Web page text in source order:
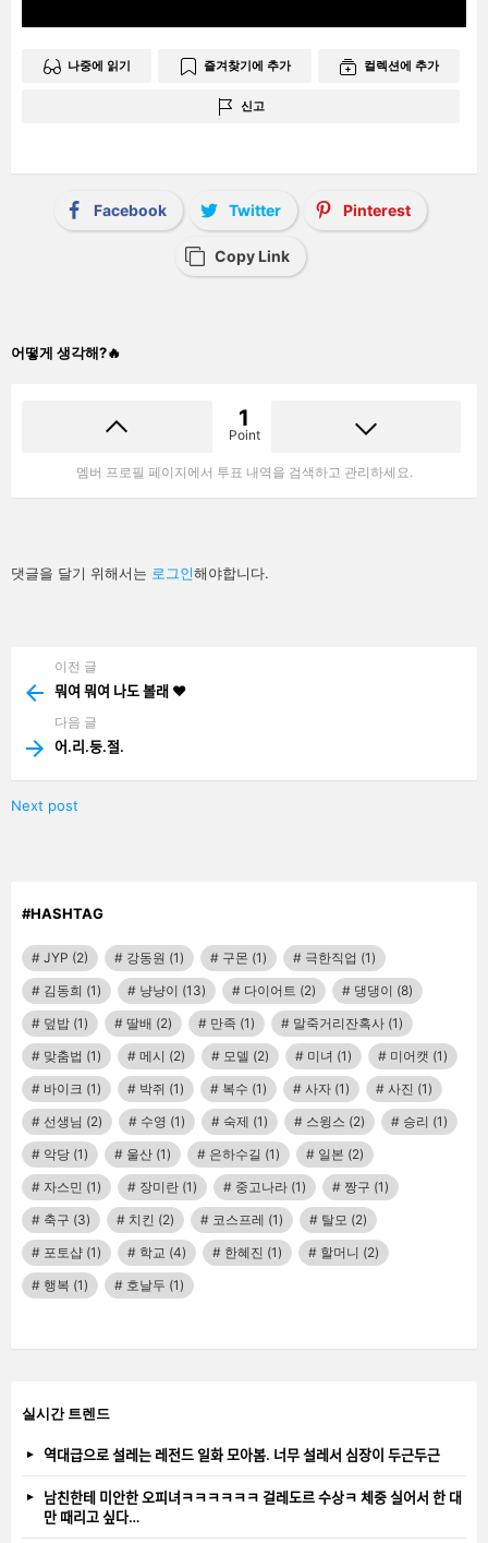
나중에 읽기 즐겨찾기에 추가 컬렉션에 추가
신고
Facebook Twitter Pinterest
Copy Link
어떻게 생각해?🔥
1
Point
멤버 프로필 페이지에서 투표 내역을 검색하고 관리하세요.
답
글
댓글을 달기 위해서는 로그인해야합니다.
more
이전 글
뭐여 뭐여 나도 볼래 ❤️
다음 글
어.리.둥.절.
Next post
#HASHTAG
JYP (2) 강동원 (1) 구몬 (1) 극한직업 (1)
김동희 (1) 냥냥이 (13) 다이어트 (2) 댕댕이 (8)
덮밥 (1) 딸배 (2) 만족 (1) 말죽거리잔혹사 (1)
맞춤법 (1) 메시 (2) 모델 (2) 미녀 (1) 미어캣 (1)
바이크 (1) 박쥐 (1) 복수 (1) 사자 (1) 사진 (1)
선생님 (2) 수영 (1) 숙제 (1) 스윙스 (2) 승리 (1)
악당 (1) 울산 (1) 은하수길 (1) 일본 (2)
자스민 (1) 장미란 (1) 중고나라 (1) 짱구 (1)
축구 (3) 치킨 (2) 코스프레 (1) 탈모 (2)
포토샵 (1) 학교 (4) 한혜진 (1) 할머니 (2)
행복 (1) 호날두 (1)
실시간 트렌드
역대급으로 설레는 레전드 일화 모아봄. 너무 설레서 심장이 두근두근
남친한테 미안한 오피녀ㅋㅋㅋㅋㅋㅋ 걸레도르 수상ㅋ 체중 실어서 한 대
만 때리고 싶다…